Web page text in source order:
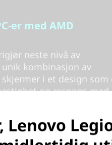
er med AMD
neste nivå av
kombinasjon av
i et design som
og respons med
noe som er
Lenovo